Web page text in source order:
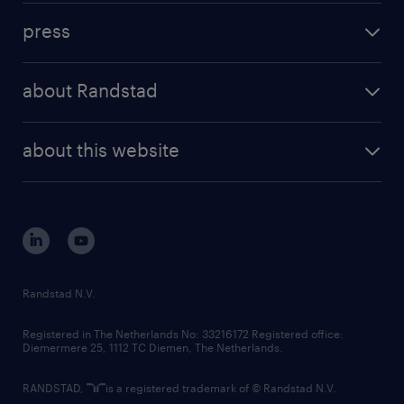
randstad professional
randstad digital
results and reports
press
about Randstad
corporate governance
randstad innovation fund
country websites
about this website
Randstad N.V.
Registered in The Netherlands No: 33216172 Registered office:
Diemermere 25, 1112 TC Diemen, The Netherlands.
RANDSTAD, is a registered trademark of © Randstad N.V.